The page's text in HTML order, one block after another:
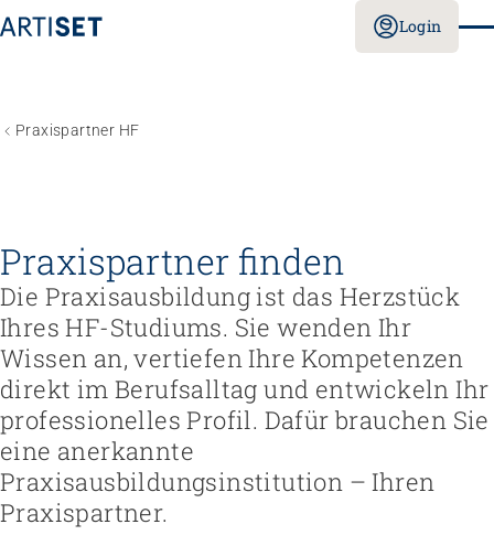
Login
Höhere Fachschule Sozialpädagogik
Höhere Fachschule Kindheitspädagogik
Praxispartner werden
Praxispartner HF
Praxispartner finden
Die Praxisausbildung ist das Herzstück
Ihres HF-Studiums. Sie wenden Ihr
Wissen an, vertiefen Ihre Kompetenzen
direkt im Berufsalltag und entwickeln Ihr
professionelles Profil. Dafür brauchen Sie
eine anerkannte
Praxisausbildungsinstitution – Ihren
Praxispartner.